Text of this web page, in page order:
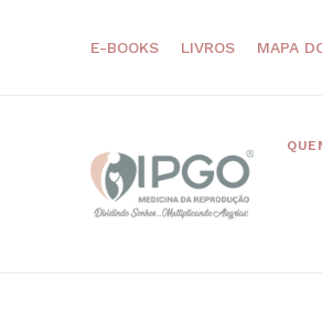
E-BOOKS LIVROS MAPA